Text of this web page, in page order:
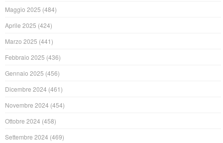
Maggio 2025 (484)
Aprile 2025 (424)
Marzo 2025 (441)
Febbraio 2025 (436)
Gennaio 2025 (456)
Dicembre 2024 (461)
Novembre 2024 (454)
Ottobre 2024 (458)
Settembre 2024 (469)